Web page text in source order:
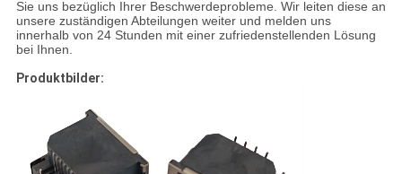
Sie uns bezüglich Ihrer Beschwerdeprobleme. Wir leiten diese an
unsere zuständigen Abteilungen weiter und melden uns
innerhalb von 24 Stunden mit einer zufriedenstellenden Lösung
bei Ihnen.
Produktbilder: